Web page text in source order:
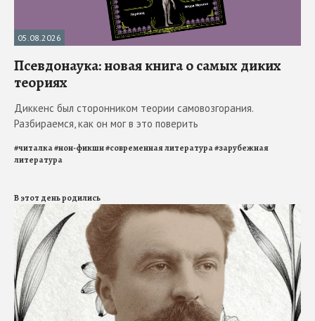
05.08.2026
Псевдонаука: новая книга о самых диких
теориях
Диккенс был сторонником теории самовозгорания.
Разбираемся, как он мог в это поверить
#читалка#нон-фикшн#современная литература#зарубежная
литература
В этот день родились